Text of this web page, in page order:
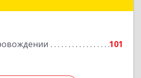
101